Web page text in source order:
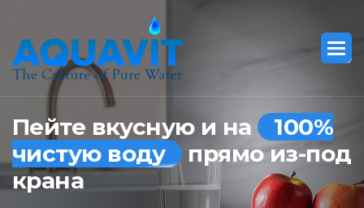
Пейте вкусную и на
100%
чистую воду прямо из-под
крана